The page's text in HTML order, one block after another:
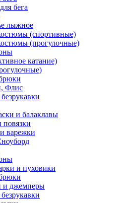
бега
лыжное
(спортивные)
(прогулочные)
катание)
Флис
и балаклавы
варежки
и пуховики
и джемперы